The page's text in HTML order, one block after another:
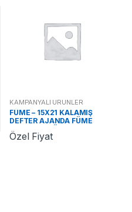
KAMPANYALI ÜRÜNLER
FÜME – 15X21 KALAMIŞ
DEFTER AJANDA FÜME
ST370242 FÜME
Özel Fiyat